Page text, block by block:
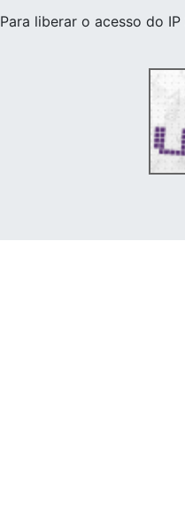
Para liberar o acesso do IP